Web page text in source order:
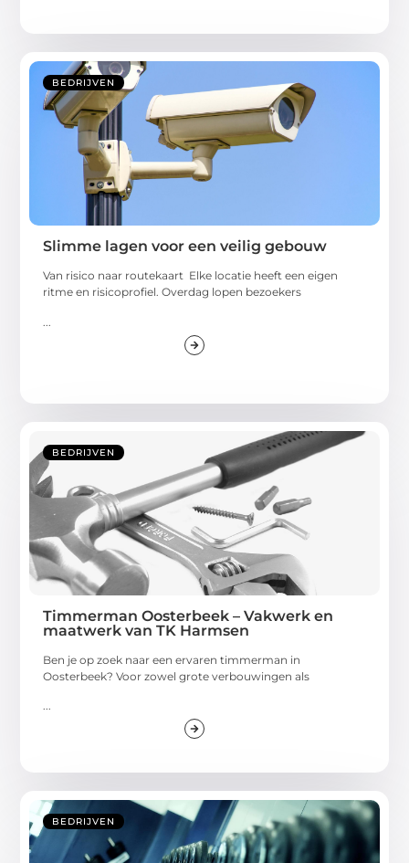
BEDRIJVEN
Slimme lagen voor een veilig gebouw
Van risico naar routekaart Elke locatie heeft een eigen
ritme en risicoprofiel. Overdag lopen bezoekers
BEDRIJVEN
Timmerman Oosterbeek – Vakwerk en
maatwerk van TK Harmsen
Ben je op zoek naar een ervaren timmerman in
Oosterbeek? Voor zowel grote verbouwingen als
...
BEDRIJVEN